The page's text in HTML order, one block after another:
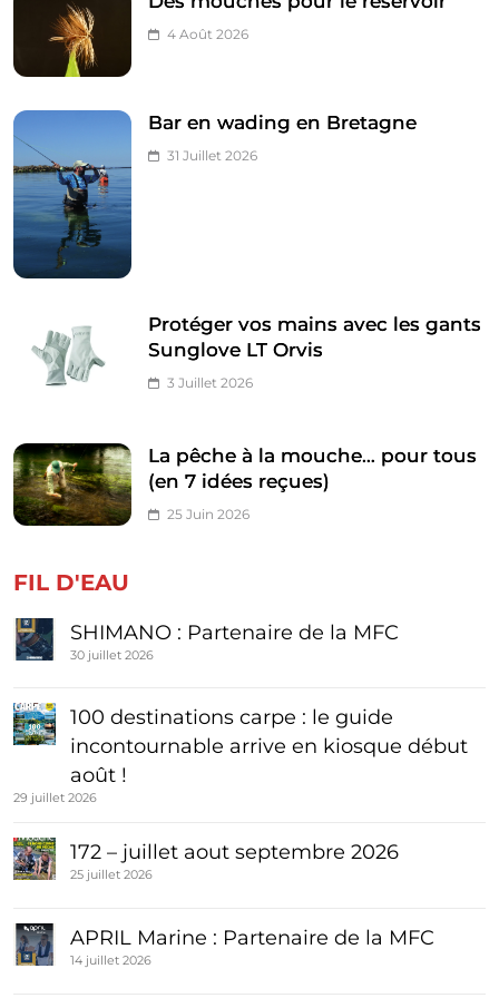
4 Août 2026
Bar en wading en Bretagne
31 Juillet 2026
Protéger vos mains avec les gants
Sunglove LT Orvis
3 Juillet 2026
La pêche à la mouche… pour tous
(en 7 idées reçues)
25 Juin 2026
FIL D'EAU
SHIMANO : Partenaire de la MFC
30 juillet 2026
100 destinations carpe : le guide
incontournable arrive en kiosque début
août !
29 juillet 2026
172 – juillet aout septembre 2026
25 juillet 2026
APRIL Marine : Partenaire de la MFC
14 juillet 2026